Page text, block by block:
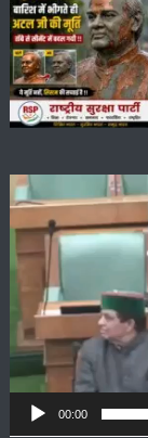
Video
Player
00:00